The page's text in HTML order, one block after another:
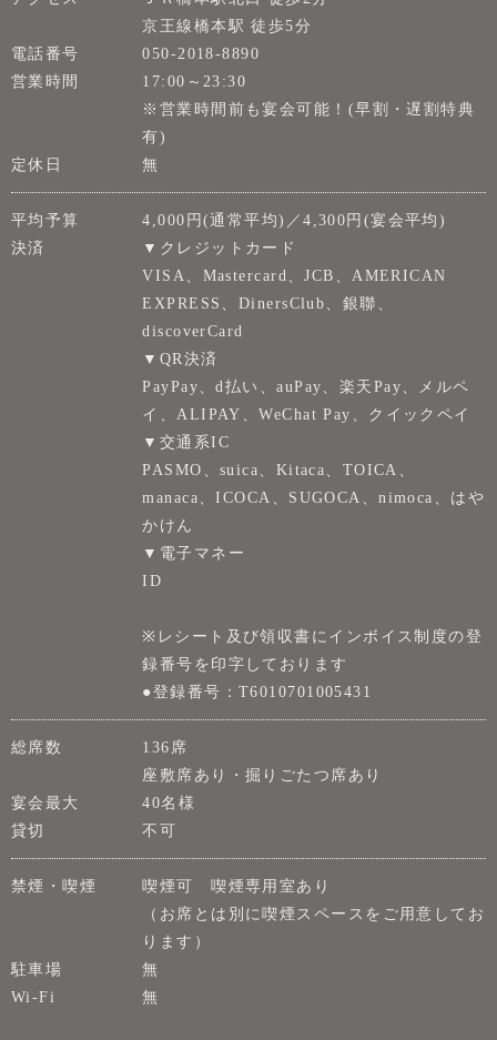
京王線橋本駅 徒歩5分
電話番号
050-2018-8890
営業時間
17:00～23:30
※営業時間前も宴会可能！(早割・遅割特典
有)
定休日
無
平均予算
4,000円(通常平均)／4,300円(宴会平均)
決済
▼クレジットカード
VISA、Mastercard、JCB、AMERICAN
EXPRESS、DinersClub、銀聯、
discoverCard
▼QR決済
PayPay、d払い、auPay、楽天Pay、メルペ
イ、ALIPAY、WeChat Pay、クイックペイ
▼交通系IC
PASMO、suica、Kitaca、TOICA、
manaca、ICOCA、SUGOCA、nimoca、はや
かけん
▼電子マネー
ID
※レシート及び領収書にインボイス制度の登
録番号を印字しております
●登録番号：T6010701005431
総席数
136席
座敷席あり・掘りごたつ席あり
宴会最大
40名様
貸切
不可
禁煙・喫煙
喫煙可 喫煙専用室あり
（お席とは別に喫煙スペースをご用意してお
ります）
駐車場
無
Wi-Fi
無